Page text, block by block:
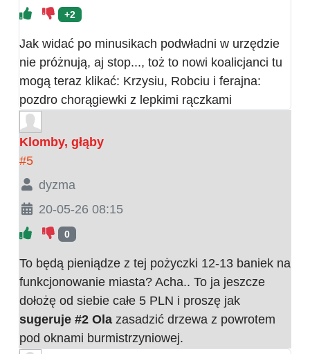
+2
Jak widać po minusikach podwładni w urzędzie
nie próżnują, aj stop..., toż to nowi koalicjanci tu
mogą teraz klikać: Krzysiu, Robciu i ferajna:
pozdro chorągiewki z lepkimi rączkami
Klomby, głąby
#5
dyzma
20-05-26 08:15
0
To będą pieniądze z tej pożyczki 12-13 baniek na
funkcjonowanie miasta? Acha.. To ja jeszcze
dołożę od siebie całe 5 PLN i proszę jak
sugeruje #2 Ola zasadzić drzewa z powrotem
pod oknami burmistrzyniowej.